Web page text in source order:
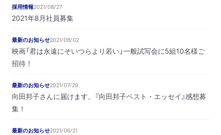
採用情報2021/08/27
2021年8月社員募集
最新のお知らせ2021/08/02
映画「君は永遠にそいつらより若い」一般試写会に5組10名様ご
招待！
最新のお知らせ2021/07/29
向田邦子さんに届けます。『向田邦子ベスト・エッセイ』感想募
集！
最新のお知らせ2021/06/21